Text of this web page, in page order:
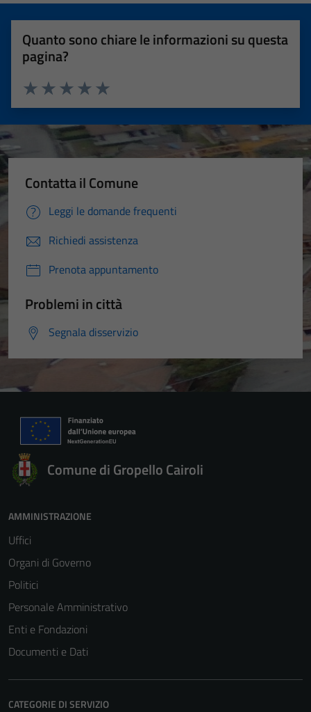
Quanto sono chiare le informazioni su questa
pagina?
Valuta 5 stelle su 5
Valuta 4 stelle su 5
Valuta 3 stelle su 5
Valuta 2 stelle su 5
Valuta 1 stelle su 5
Contatta il Comune
Leggi le domande frequenti
Richiedi assistenza
Prenota appuntamento
Problemi in città
Segnala disservizio
Comune di Gropello Cairoli
AMMINISTRAZIONE
Uffici
Organi di Governo
Politici
Personale Amministrativo
Enti e Fondazioni
Documenti e Dati
CATEGORIE DI SERVIZIO